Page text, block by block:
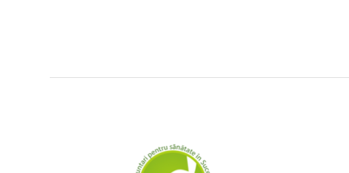
VOCSănătate